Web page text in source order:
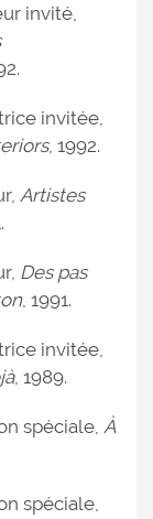
invité,
invitée,
, 1992.
Artistes
Des pas
, 1991.
invitée,
, 1989.
spéciale, À
spéciale,